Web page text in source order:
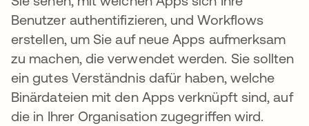
Benutzer authentifizieren, und Workflows
erstellen, um Sie auf neue Apps aufmerksam
zu machen, die verwendet werden. Sie sollten
ein gutes Verständnis dafür haben, welche
Binärdateien mit den Apps verknüpft sind, auf
die in Ihrer Organisation zugegriffen wird.